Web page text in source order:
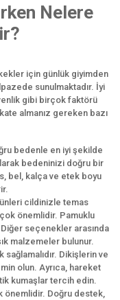
Nelere
için günlük giyimden
sunulmaktadır. İyi
gibi birçok faktörü
almanız gereken bazı
bedenle en iyi şekilde
bedeninizi doğru bir
bel, kalça ve etek boyu
cildinizle temas
önemlidir. Pamuklu
seçenekler arasında
malzemeler bulunur.
sağlamalıdır. Dikişlerin ve
olun. Ayrıca, hareket
kumaşlar tercih edin.
Doğru destek,